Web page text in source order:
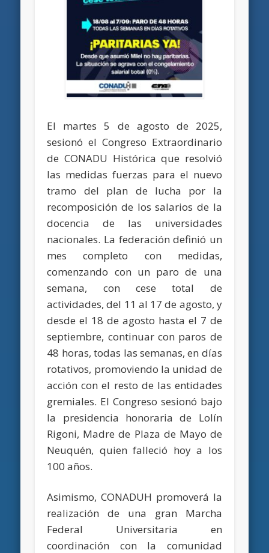
El martes 5 de agosto de 2025,
sesionó el Congreso Extraordinario
de CONADU Histórica que resolvió
las medidas fuerzas para el nuevo
tramo del plan de lucha por la
recomposición de los salarios de la
docencia de las universidades
nacionales. La federación definió un
mes completo con medidas,
comenzando con un paro de una
semana, con cese total de
actividades, del 11 al 17 de agosto, y
desde el 18 de agosto hasta el 7 de
septiembre, continuar con paros de
48 horas, todas las semanas, en días
rotativos, promoviendo la unidad de
acción con el resto de las entidades
gremiales. El Congreso sesionó bajo
la presidencia honoraria de Lolín
Rigoni, Madre de Plaza de Mayo de
Neuquén, quien falleció hoy a los
100 años.
Asimismo, CONADUH promoverá la
realización de una gran Marcha
Federal Universitaria en
coordinación con la comunidad